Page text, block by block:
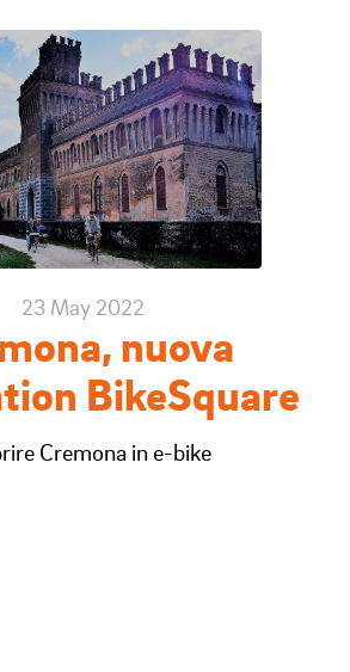
23 May 2022
nuova
BikeSquare
Cremona in e-bike